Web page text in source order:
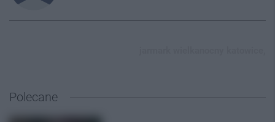
Polecane